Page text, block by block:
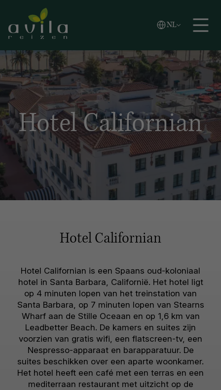
Zoeken
NL
Vlaams
English
Hotel Californian
Hotel Californian
Hotel Californian is een Spaans oud-koloniaal
hotel in Santa Barbara, Californië. Het hotel ligt
op 4 minuten lopen van het treinstation van
Santa Barbara, op 7 minuten lopen van Stearns
Wharf aan de Stille Oceaan en op 1,6 km van
Leadbetter Beach. De kamers en suites zijn
voorzien van gratis wifi, een flatscreen-tv, een
Nespresso-apparaat en barapparatuur. De
suites beschikken over een aparte woonkamer.
Het hotel heeft een café met een terras en een
mediterraan restaurant met uitzicht op de